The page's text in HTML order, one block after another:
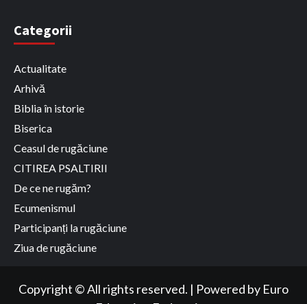
Categorii
Actualitate
Arhivă
Biblia în istorie
Biserica
Ceasul de rugăciune
CITIREA PSALTIRII
De ce ne rugăm?
Ecumenismul
Participanți la rugăciune
Ziua de rugăciune
Copyright © All rights reserved. | Powered by Euro